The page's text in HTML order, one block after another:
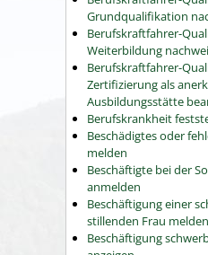
Grundqualifikation
Berufskraftfahrer-
Weiterbildung
Berufskraftfahrer-
Zertifizierung als
Ausbildungsstätte
Berufskrankheit
Beschädigtes oder
melden
Beschäftigte bei der
anmelden
Beschäftigung einer
stillenden Frau melden
Beschäftigung